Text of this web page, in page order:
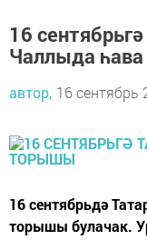
16
Чаллыда
автор, 16 сентябрь
16 сентябрьдә
торышы булачак.